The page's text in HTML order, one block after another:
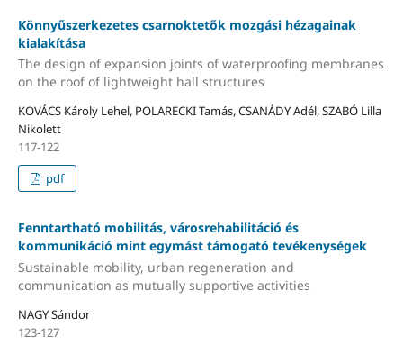
Könnyűszerkezetes csarnoktetők mozgási hézagainak
kialakítása
The design of expansion joints of waterproofing membranes
on the roof of lightweight hall structures
KOVÁCS Károly Lehel, POLARECKI Tamás, CSANÁDY Adél, SZABÓ Lilla
Nikolett
117-122
pdf
Fenntartható mobilitás, városrehabilitáció és
kommunikáció mint egymást támogató tevékenységek
Sustainable mobility, urban regeneration and
communication as mutually supportive activities
NAGY Sándor
123-127